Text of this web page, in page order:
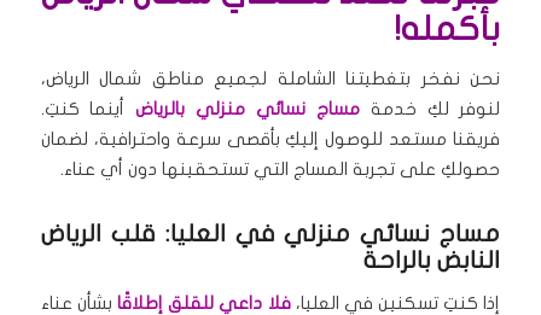
بأكمله!
نحن نفخر بتغطيتنا الشاملة لجميع مناطق شمال الرياض،
لنوفر لكِ خدمةمساج نسائي منزلي بالرياضأينما كنتِ.
فريقنا مستعد للوصول إليكِ بأقصى سرعة واحترافية، لضمان
حصولكِ على تجربة المساج التي تستحقينها دون أي عناء.
مساج نسائي منزلي في العليا: قلب الرياض
النابض بالراحة
إذا كنتِ تسكنين في العليا،فلا داعي للقلق إطلاقًا بشأن عناء